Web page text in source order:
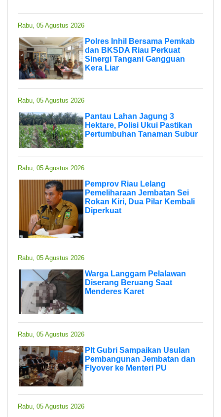
Rabu, 05 Agustus 2026
Polres Inhil Bersama Pemkab
dan BKSDA Riau Perkuat
Sinergi Tangani Gangguan
Kera Liar
Rabu, 05 Agustus 2026
Pantau Lahan Jagung 3
Hektare, Polisi Ukui Pastikan
Pertumbuhan Tanaman Subur
Rabu, 05 Agustus 2026
Pemprov Riau Lelang
Pemeliharaan Jembatan Sei
Rokan Kiri, Dua Pilar Kembali
Diperkuat
Rabu, 05 Agustus 2026
Warga Langgam Pelalawan
Diserang Beruang Saat
Menderes Karet
Rabu, 05 Agustus 2026
Plt Gubri Sampaikan Usulan
Pembangunan Jembatan dan
Flyover ke Menteri PU
Rabu, 05 Agustus 2026